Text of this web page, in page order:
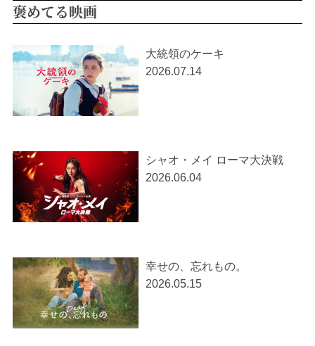
褒めてる映画
大統領のケーキ
2026.07.14
シャオ・メイ ローマ大決戦
2026.06.04
幸せの、忘れもの。
2026.05.15